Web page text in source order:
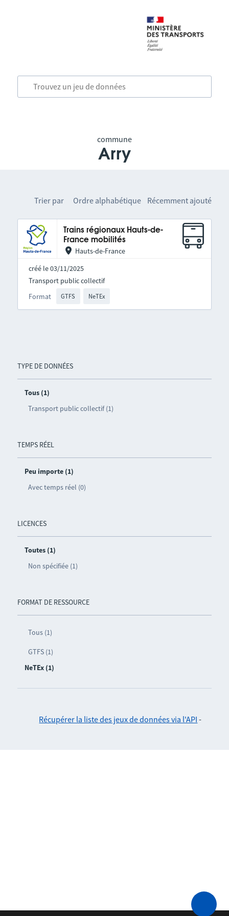
commune
Arry
TYPE DE DONNÉES
Tous (1)
Transport public collectif (1)
TEMPS RÉEL
Peu importe (1)
Avec temps réel (0)
LICENCES
Toutes (1)
Non spécifiée (1)
FORMAT DE RESSOURCE
Tous (1)
GTFS (1)
NeTEx (1)
Trier par Ordre alphabétique Récemment ajouté
Trains régionaux Hauts-de-
France mobilités
Hauts-de-France
créé le 03/11/2025
Format GTFS NeTEx
Transport public collectif
Récupérer la liste des jeux de données via l'API -